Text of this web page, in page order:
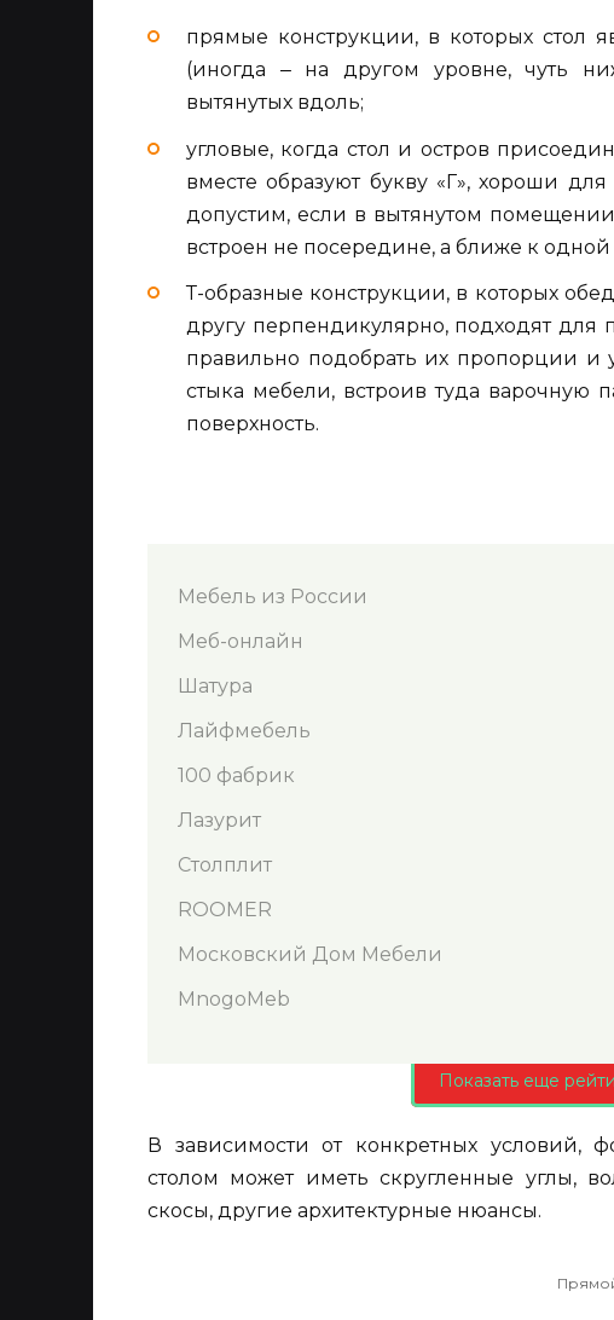
прямые конструкции, в которых стол
(иногда ‒ на другом уровне, чуть
вытянутых вдоль;
угловые, когда стол и остров
вместе образуют букву «Г», хороши
допустим, если в вытянутом
встроен не посередине, а ближе к одной
Т-образные конструкции, в которых
другу перпендикулярно, подходят
правильно подобрать их пропорции и
стыка мебели, встроив туда варочную
поверхность.
Мебель из России
Меб-онлайн
Шатура
Лайфмебель
100 фабрик
Лазурит
Столплит
ROOMER
Московский Дом Мебели
MnogoMeb
Показать еще
В зависимости от конкретных условий,
столом может иметь скругленные углы,
скосы, другие архитектурные нюансы.